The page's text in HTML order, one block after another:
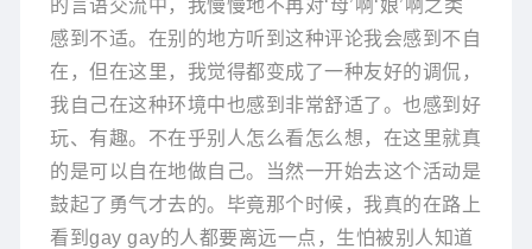
的言语交流中，我慢慢地不再对‘母’啊‘娘’啊之类
感到不适。在别的地方听到这种评论我会感到不自
在，但在这里，我觉得都变成了一种友好的调侃，
我自己在这种环境中也感到非常舒适了。也感到好
玩、有趣。不在乎别人怎么看怎么想，在这里就真
的是可以自在地做自己。当然一开始去这个活动是
鼓起了勇气才去的。毕竟那个时候，我真的在路上
看到gay gay的人都要离远一点，生怕被别人知道